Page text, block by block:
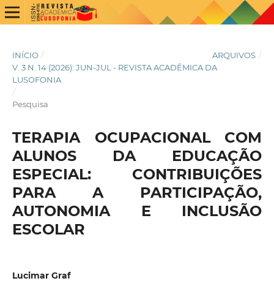
INÍCIO / ARQUIVOS /
V. 3 N. 14 (2026): JUN-JUL - REVISTA ACADÊMICA DA
LUSOFONIA
/
Pesquisa
TERAPIA OCUPACIONAL COM
ALUNOS DA EDUCAÇÃO
ESPECIAL: CONTRIBUIÇÕES
PARA A PARTICIPAÇÃO,
AUTONOMIA E INCLUSÃO
ESCOLAR
Lucimar Graf